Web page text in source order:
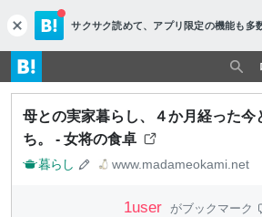
c
l
o
s
e
サクサク読めて、 アプリ限定の機能も多
母との実家暮らし、４か月経った今
ち。 - 女将の食卓
暮らし www.madameokami.net
1user がブックマーク